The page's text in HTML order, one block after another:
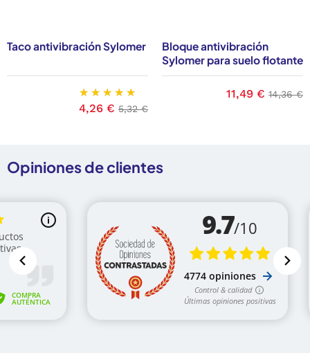
Taco antivibración Sylomer
Precio
4,26 € Precio base
5,32 €
Bloque antivibración
Sylomer para suelo flotante
Precio
11,49 € Precio
14,36 €
Opiniones de clientes